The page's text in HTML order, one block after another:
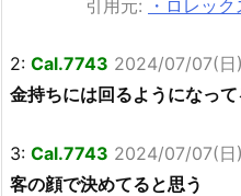
引用元: ・ロレッ
2: Cal.7743 2024/07/07(日
金持ちには回るようになっ
3: Cal.7743 2024/07/07(日
客の顔で決めてると思う